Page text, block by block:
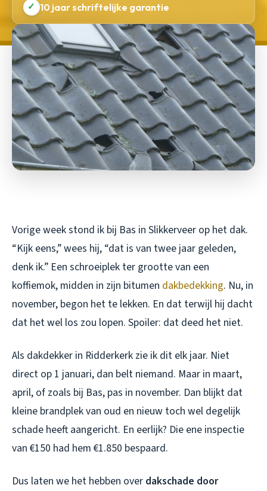
✓ 10 jaar schriftelijke garantie
Vorige week stond ik bij Bas in Slikkerveer op het dak.
“Kijk eens,” wees hij, “dat is van twee jaar geleden,
denk ik.” Een schroeiplek ter grootte van een
koffiemok, midden in zijn bitumen dakbedekking. Nu, in
november, begon het te lekken. En dat terwijl hij dacht
dat het wel los zou lopen. Spoiler: dat deed het niet.
Als dakdekker in Ridderkerk zie ik dit elk jaar. Niet
direct op 1 januari, dan belt niemand. Maar in maart,
april, of zoals bij Bas, pas in november. Dan blijkt dat
kleine brandplek van oud en nieuw toch wel degelijk
schade heeft aangericht. En eerlijk? Die ene inspectie
van €150 had hem €1.850 bespaard.
Dus laten we het hebben over dakschade door